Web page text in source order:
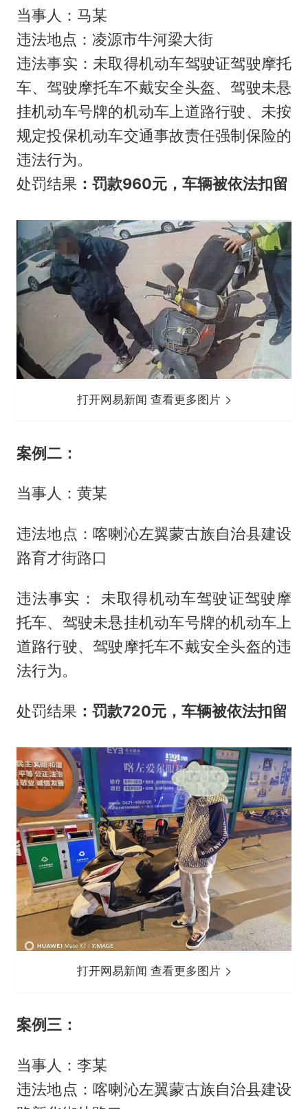
当事人：马某
违法地点：凌源市牛河梁大街
违法事实：未取得机动车驾驶证驾驶摩托
车、驾驶摩托车不戴安全头盔、驾驶未悬
挂机动车号牌的机动车上道路行驶、未按
规定投保机动车交通事故责任强制保险的
违法行为。
处罚结果 ： 罚款960元， 车辆被依法扣留
打开网易新闻 查看更多图片
案例二：
当事人：黄某
违法地点：喀喇沁左翼蒙古族自治县建设
路育才街路口
违法事实： 未取得机动车驾驶证驾驶摩
托车、驾驶未悬挂机动车号牌的机动车上
道路行驶、驾驶摩托车不戴安全头盔的违
法行为。
处罚结果 ：罚款720元，车辆被依法扣留
打开网易新闻 查看更多图片
案例三：
当事人：李某
违法地点：喀喇沁左翼蒙古族自治县建设